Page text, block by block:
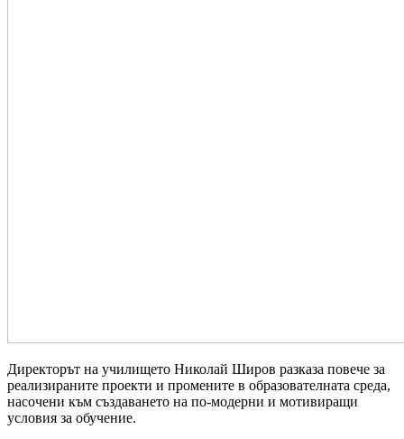
Директорът на училището Николай Широв разказа повече за
реализираните проекти и промените в образователната среда,
насочени към създаването на по-модерни и мотивиращи
условия за обучение.